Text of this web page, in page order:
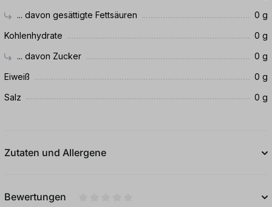
... davon gesättigte Fettsäuren
0 g
Kohlenhydrate
0 g
... davon Zucker
0 g
Eiweiß
0 g
Salz
0 g
Zutaten und Allergene
Bewertungen